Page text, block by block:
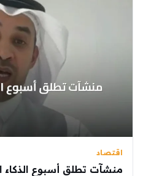
اقتصاد
منشآت تطلق أسبوع